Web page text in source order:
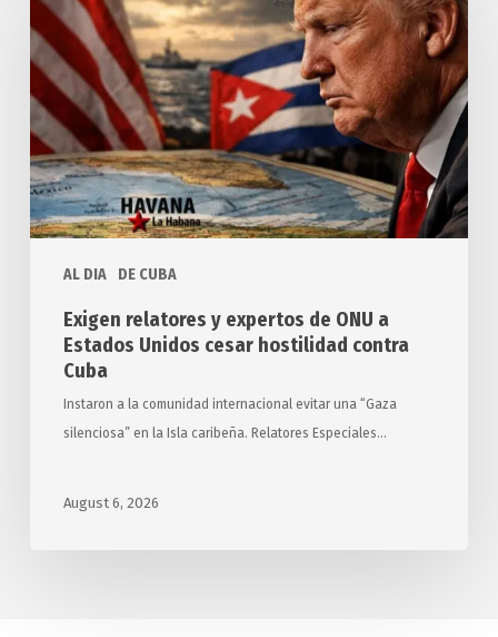
AL DIA DE CUBA
expertos
de
ONU
a
Estados
Unidos
cesar
contra
Exigen relatores y expertos de ONU a
Estados Unidos cesar hostilidad contra
Cuba
Instaron a la comunidad internacional evitar una “Gaza
silenciosa” en la Isla caribeña. Relatores Especiales…
August 6, 2026